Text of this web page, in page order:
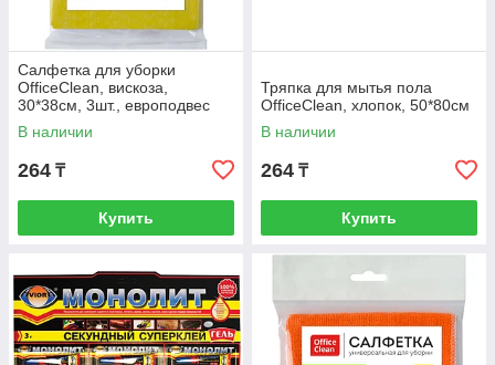
Салфетка для уборки
OfficeClean, вискоза,
30*38см, 3шт., европодвес
В наличии
264 ₸
Купить
Тряпка для мытья пола
OfficeClean, хлопок, 50*80см
В наличии
264 ₸
Купить